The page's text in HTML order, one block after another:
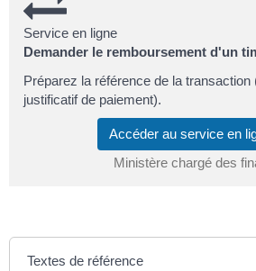
Service en ligne
Demander le remboursement d'un
Préparez la référence de la transaction
justificatif de paiement).
Accéder au service en
Ministère chargé des
Textes de référence